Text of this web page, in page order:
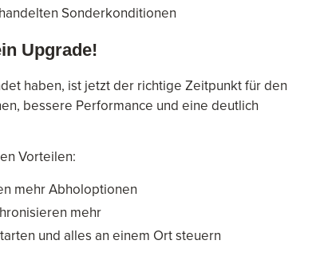
Sonderkonditionen
Upgrade!
haben, ist jetzt der richtige Zeitpunkt für den
bessere Performance und eine deutlich
Vorteilen:
mehr Abholoptionen
mehr
und alles an einem Ort steuern